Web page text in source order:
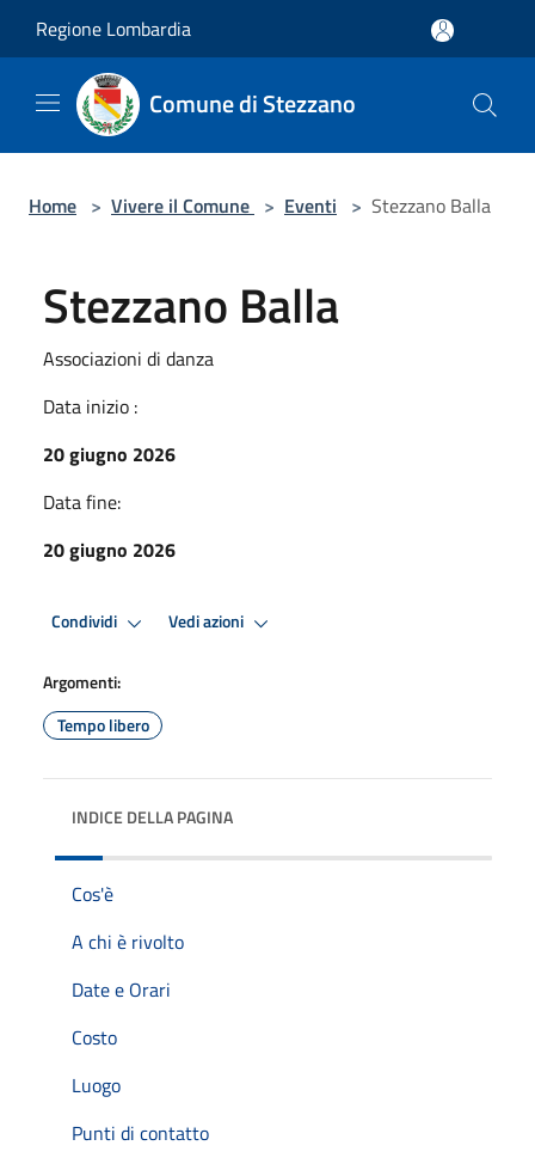
Regione Lombardia
Comune di Stezzano
Home > Vivere il Comune > Eventi > Stezzano Balla
Stezzano Balla
Associazioni di danza
Data inizio :
20 giugno 2026
Data fine:
20 giugno 2026
Condividi Vedi azioni
Argomenti:
Tempo libero
INDICE DELLA PAGINA
Cos'è
A chi è rivolto
Date e Orari
Costo
Luogo
Punti di contatto